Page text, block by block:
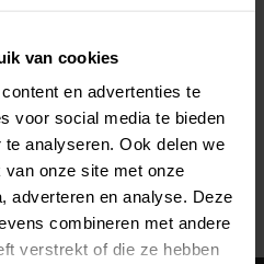
van cookies
en advertenties te
voor social media te bieden
analyseren. Ook delen we
onze site met onze
adverteren en analyse. Deze
combineren met andere
verstrekt of die ze hebben
iPhone 11
Galaxy A54
Apple Watch 45mm